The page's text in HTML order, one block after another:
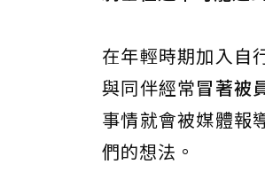
在年輕時期加入自
與同伴經常冒著被
事情就會被媒體報
們的想法。